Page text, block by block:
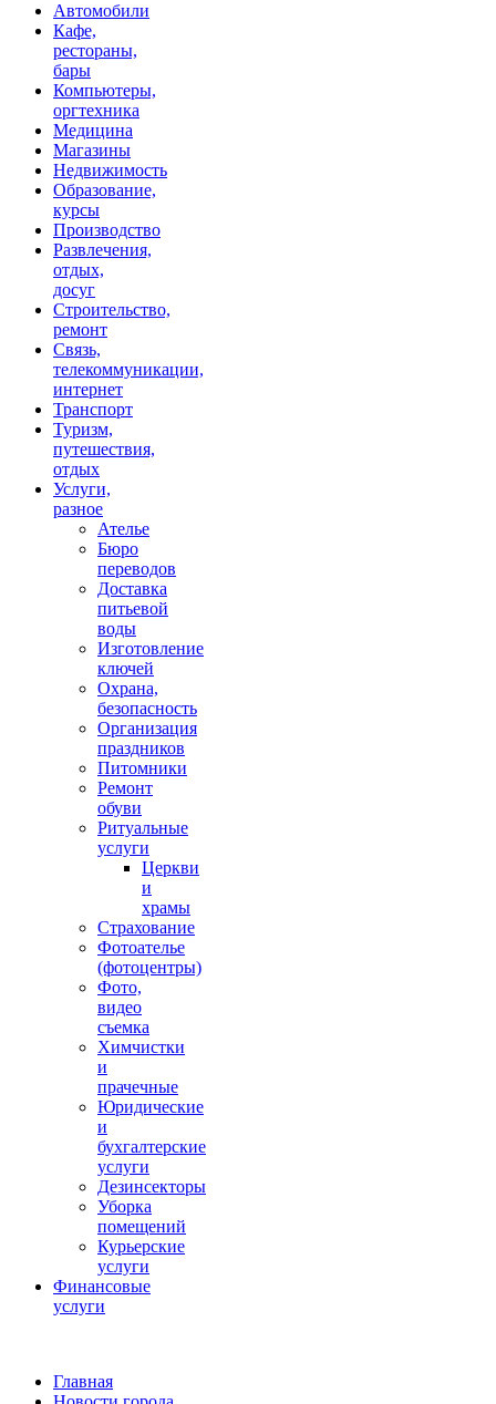
Автомобили
Кафе,
рестораны,
бары
Компьютеры,
оргтехника
Медицина
Магазины
Недвижимость
Образование,
курсы
Производство
Развлечения,
отдых,
досуг
Строительство,
ремонт
Связь,
телекоммуникации,
интернет
Транспорт
Туризм,
путешествия,
отдых
Услуги,
разное
Ателье
Бюро
переводов
Доставка
питьевой
воды
Изготовление
ключей
Охрана,
безопасность
Организация
праздников
Питомники
Ремонт
обуви
Ритуальные
услуги
Церкви
и
храмы
Страхование
Фотоателье
(фотоцентры)
Фото,
видео
съемка
Химчистки
и
прачечные
Юридические
и
бухгалтерские
услуги
Дезинсекторы
Уборка
помещений
Курьерские
услуги
Финансовые
услуги
Главная